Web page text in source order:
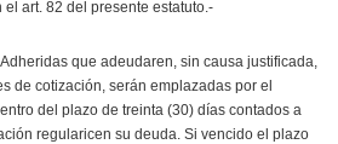
art. 82 del presente estatuto.-
que adeudaren, sin causa justificada,
de cotización, serán emplazadas por el
del plazo de treinta (30) días contados a
regularicen su deuda. Si vencido el plazo